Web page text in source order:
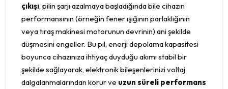
çıkışı, pilin şarjı azalmaya başladığında bile cihazın
performansının (örneğin fener ışığının parlaklığının
veya tıraş makinesi motorunun devrinin) ani şekilde
düşmesini engeller. Bu pil, enerji depolama kapasitesi
boyunca cihazınıza ihtiyaç duyduğu akımı stabil bir
şekilde sağlayarak, elektronik bileşenlerinizi voltaj
dalgalanmalarından korur ve uzun süreli performans